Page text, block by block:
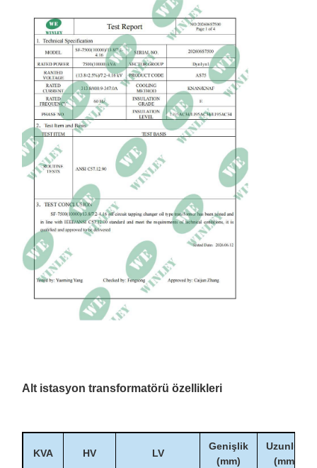
Alt istasyon transformatörü özellikleri
KVA HV LV
Genişlik
(mm)
Uzunluk
(mm)